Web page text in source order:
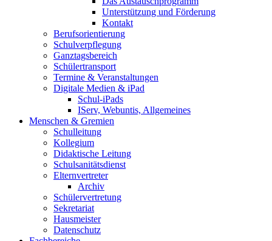
Unterstützung und Förderung
Kontakt
Berufsorientierung
Schulverpflegung
Ganztagsbereich
Schülertransport
Termine & Veranstaltungen
Digitale Medien & iPad
Schul-iPads
IServ, Webuntis, Allgemeines
Menschen & Gremien
Schulleitung
Kollegium
Didaktische Leitung
Schulsanitätsdienst
Elternvertreter
Archiv
Schülervertretung
Sekretariat
Hausmeister
Datenschutz